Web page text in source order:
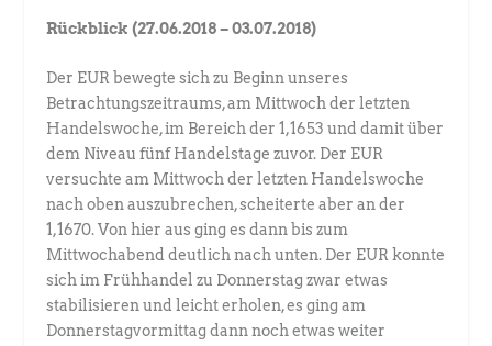
Rückblick (27.06.2018 – 03.07.2018)
Der EUR bewegte sich zu Beginn unseres
Betrachtungszeitraums, am Mittwoch der letzten
Handelswoche, im Bereich der 1,1653 und damit über
dem Niveau fünf Handelstage zuvor. Der EUR
versuchte am Mittwoch der letzten Handelswoche
nach oben auszubrechen, scheiterte aber an der
1,1670. Von hier aus ging es dann bis zum
Mittwochabend deutlich nach unten. Der EUR konnte
sich im Frühhandel zu Donnerstag zwar etwas
stabilisieren und leicht erholen, es ging am
Donnerstagvormittag dann noch etwas weiter